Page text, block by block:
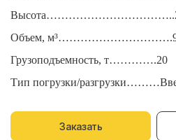
Объем,
Грузоподъемность, т………….20
Тип погрузки/
Заказать